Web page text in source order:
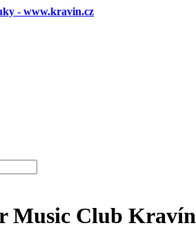
- www.kravin.cz
Music Club Kravín